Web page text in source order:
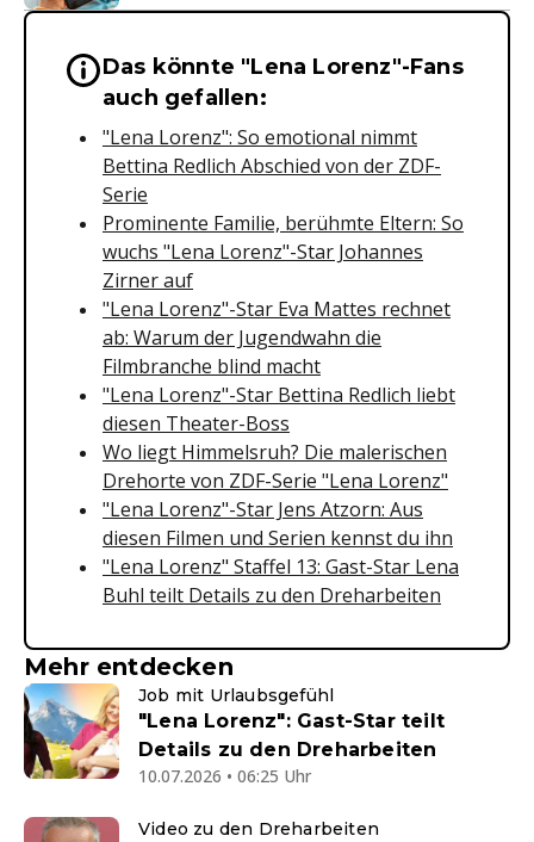
Wichtige Hinweise &
Das könnte "Lena Lorenz"-Fans
auch gefallen:
"Lena Lorenz": So emotional nimmt
Bettina Redlich Abschied von der ZDF-
Serie
Prominente Familie, berühmte Eltern: So
wuchs "Lena Lorenz"-Star Johannes
Zirner auf
"Lena Lorenz"-Star Eva Mattes rechnet
ab: Warum der Jugendwahn die
Filmbranche blind macht
"Lena Lorenz"-Star Bettina Redlich liebt
diesen Theater-Boss
Wo liegt Himmelsruh? Die malerischen
Drehorte von ZDF-Serie "Lena Lorenz"
"Lena Lorenz"-Star Jens Atzorn: Aus
diesen Filmen und Serien kennst du ihn
"Lena Lorenz" Staffel 13: Gast-Star Lena
Buhl teilt Details zu den Dreharbeiten
Mehr entdecken
Job mit Urlaubsgefühl
"Lena Lorenz": Gast-Star teilt
Details zu den Dreharbeiten
10.07.2026 • 06:25 Uhr
Video zu den Dreharbeiten